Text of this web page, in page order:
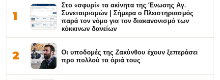
1
Στο «σφυρί» τα ακίνητα της Ένωσης Αγ.
Συνεταιρισμών | Σήμερα ο Πλειστηριασμός
παρά τον νόμο για τον διακανονισμό των
κόκκινων δανείων
2
Οι υποδομές της Ζακύνθου έχουν ξεπεράσει
προ πολλού τα όριά τους